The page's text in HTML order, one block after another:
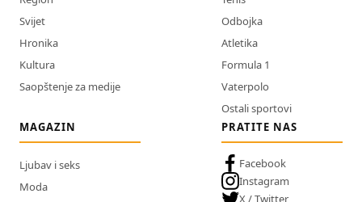
Svijet
Hronika
Kultura
Saopštenje za medije
Odbojka
Atletika
Formula 1
Vaterpolo
Ostali sportovi
MAGAZIN
Ljubav i seks
Moda
PRATITE NAS
Facebook
Instagram
X / Twitter